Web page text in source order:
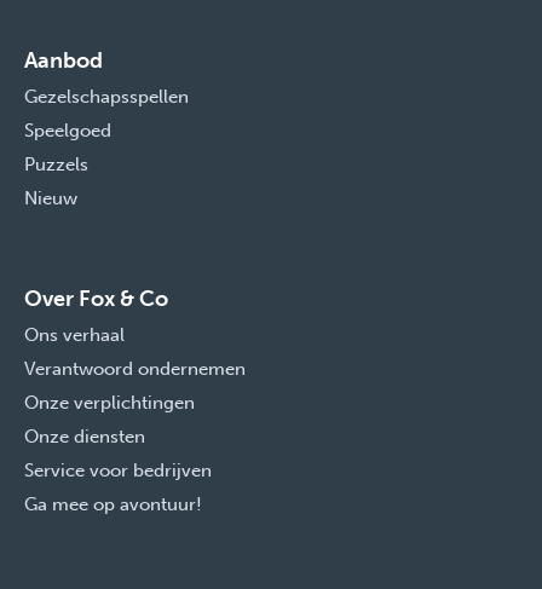
Aanbod
Gezelschapsspellen
Speelgoed
Puzzels
Nieuw
Over Fox & Co
Ons verhaal
Verantwoord ondernemen
Onze verplichtingen
Onze diensten
Service voor bedrijven
Ga mee op avontuur!